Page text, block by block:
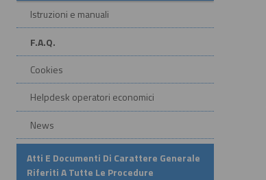
Istruzioni e manuali
F.A.Q.
Cookies
Helpdesk operatori economici
News
Atti E Documenti Di Carattere Generale
Riferiti A Tutte Le Procedure